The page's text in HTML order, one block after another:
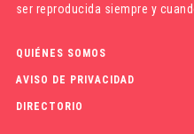
ser reproducida siempre y
QUIÉNES SOMOS
AVISO DE PRIVACIDAD
DIRECTORIO